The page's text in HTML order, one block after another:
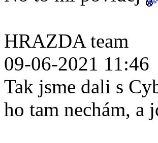
HRAZDA team
09-06-2021 11:46
Tak jsme dali s
ho tam nechám, a